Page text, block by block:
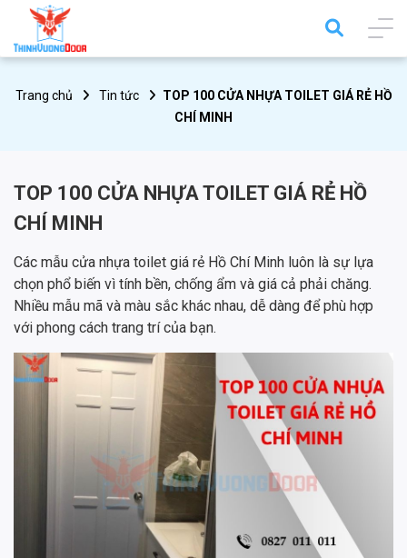
Trang chủ Tin tức
TOP 100 CỬA NHỰA TOILET GIÁ RẺ HỒ
CHÍ MINH
TOP 100 CỬA NHỰA TOILET GIÁ RẺ HỒ
CHÍ MINH
Các mẫu cửa nhựa toilet giá rẻ Hồ Chí Minh luôn là sự lựa
chọn phổ biến vì tính bền, chống ẩm và giá cả phải chăng.
Nhiều mẫu mã và màu sắc khác nhau, dễ dàng để phù hợp
với phong cách trang trí của bạn.